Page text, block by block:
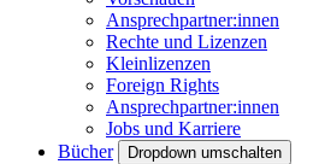
Ansprechpartner:innen
Rechte und Lizenzen
Kleinlizenzen
Foreign Rights
Ansprechpartner:innen
Jobs und Karriere
Bücher
Dropdown umschalten